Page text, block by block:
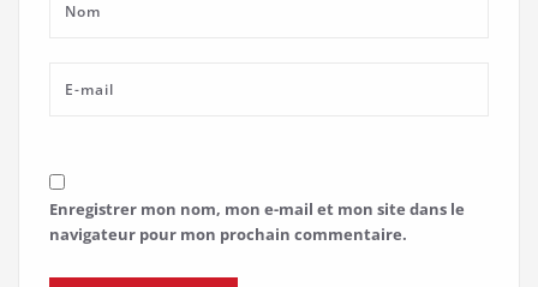
Enregistrer mon nom, mon e-mail et mon site dans le
navigateur pour mon prochain commentaire.